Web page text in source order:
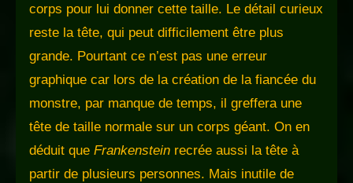
corps pour lui donner cette taille. Le détail curieux
reste la tête, qui peut difficilement être plus
grande. Pourtant ce n’est pas une erreur
graphique car lors de la création de la fiancée du
monstre, par manque de temps, il greffera une
tête de taille normale sur un corps géant. On en
déduit que Frankenstein recrée aussi la tête à
partir de plusieurs personnes. Mais inutile de